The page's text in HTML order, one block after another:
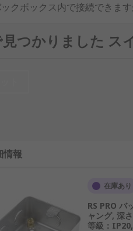
クボックス内で接続できま
つかりました ス
情報
在庫あり
RS PRO バ
ャング, 深
等級：